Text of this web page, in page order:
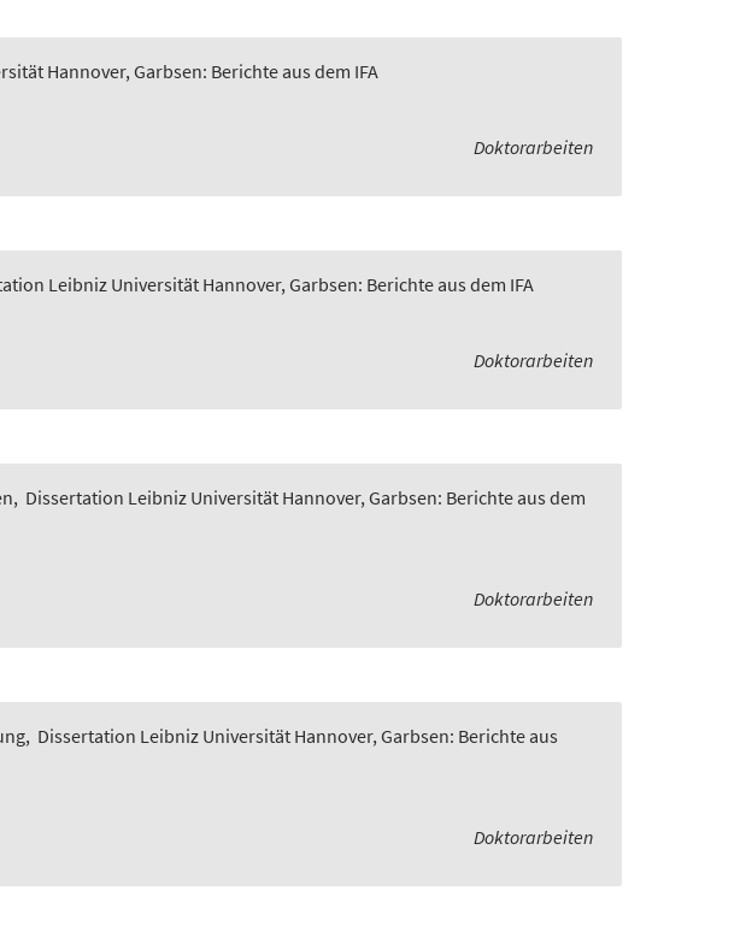
Hannover, Garbsen: Berichte aus dem IFA
Doktorarbeiten
Leibniz Universität Hannover, Garbsen: Berichte aus dem IFA
Doktorarbeiten
, Dissertation Leibniz Universität Hannover, Garbsen: Berichte aus dem
Doktorarbeiten
, Dissertation Leibniz Universität Hannover, Garbsen: Berichte aus
Doktorarbeiten